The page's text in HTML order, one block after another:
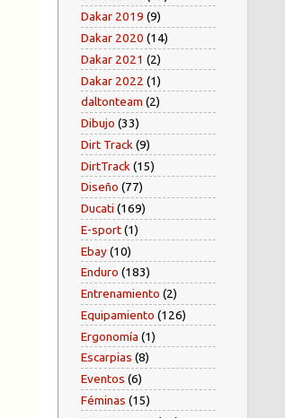
Dakar 2019 (9)
Dakar 2020 (14)
Dakar 2021 (2)
Dakar 2022 (1)
daltonteam (2)
Dibujo (33)
Dirt Track (9)
DirtTrack (15)
Diseño (77)
Ducati (169)
E-sport(1)
Ebay(10)
Enduro (183)
Entrenamiento (2)
Equipamiento (126)
Ergonomía (1)
Escarpias (8)
Eventos (6)
Féminas (15)